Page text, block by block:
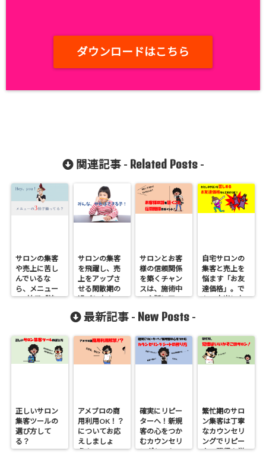
ダウンロードはこちら
関連記事 - Related Posts-
サロンの集客
や売上に苦し
んでいるな
ら、メニュー
の3拍子「絞っ
みよう！
サロンの集客
を飛躍し、売
上をアップさ
せる閑散期の
過ごし方！
サロンとお客
様の信頼関係
を築くチャン
スは、施術中
の会話にア
は１つだけ徹
こと」
自宅サロンの
集客と売上を
悩ます「お友
達価格」。で
も、本当に友
ょう！
最新記事 - New Posts -
正しいサロン
集客ツールの
選び方して
る？
アメブロの商
用利用OK！？
についてお応
えしましょ
う！
確実にリピー
ターへ！新規
客の心をつか
むカウンセリ
ングシートの
繁忙期のサロ
ン集客は丁寧
なカウンセリ
ングでリピー
ター獲得！覚